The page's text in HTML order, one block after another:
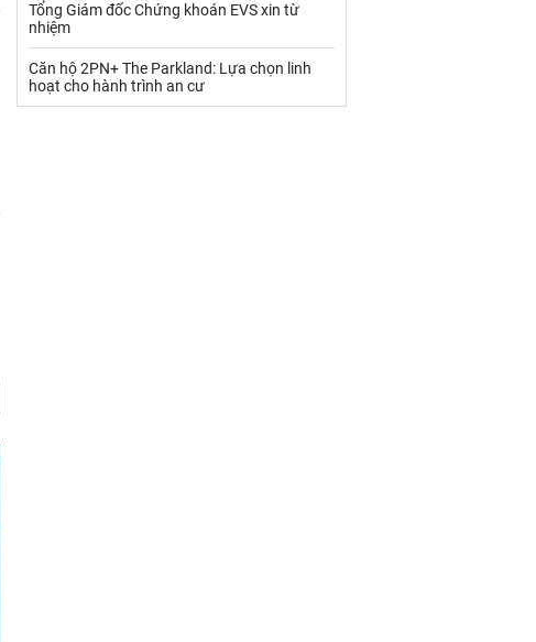
VLXD khác Xăng dầu
Xi măng - Clynker
Tổng Giám đốc Chứng khoán EVS xin từ
nhiệm
Căn hộ 2PN+ The Parkland: Lựa chọn linh
hoạt cho hành trình an cư